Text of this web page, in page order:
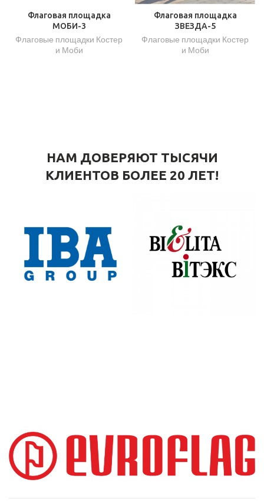
Флаговая площадка
МОБИ-3
Флаговые площадки Костер
и Моби
Флаговая площадка
ЗВЕЗДА-5
Флаговые площадки Костер
и Моби
НАМ ДОВЕРЯЮТ ТЫСЯЧИ
КЛИЕНТОВ БОЛЕЕ 20 ЛЕТ!